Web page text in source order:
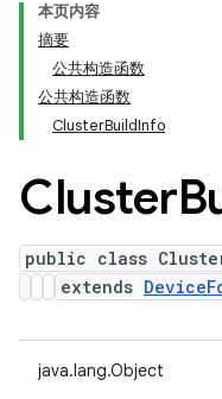
本页内容
摘要
公共构造函数
公共构造函数
ClusterBuildInfo
Cluster
public class
extends
java.lang.Object